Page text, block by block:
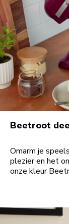
Beetroot
Omarm je
plezier en het
onze kleur